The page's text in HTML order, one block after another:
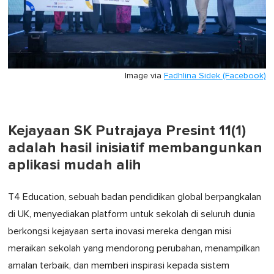
Image via Fadhlina Sidek (Facebook)
Kejayaan SK Putrajaya Presint 11(1)
adalah hasil inisiatif membangunkan
aplikasi mudah alih
T4 Education, sebuah badan pendidikan global berpangkalan
di UK, menyediakan platform untuk sekolah di seluruh dunia
berkongsi kejayaan serta inovasi mereka dengan misi
meraikan sekolah yang mendorong perubahan, menampilkan
amalan terbaik, dan memberi inspirasi kepada sistem